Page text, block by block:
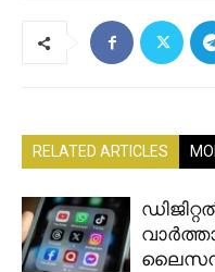
RELATED ARTICLES